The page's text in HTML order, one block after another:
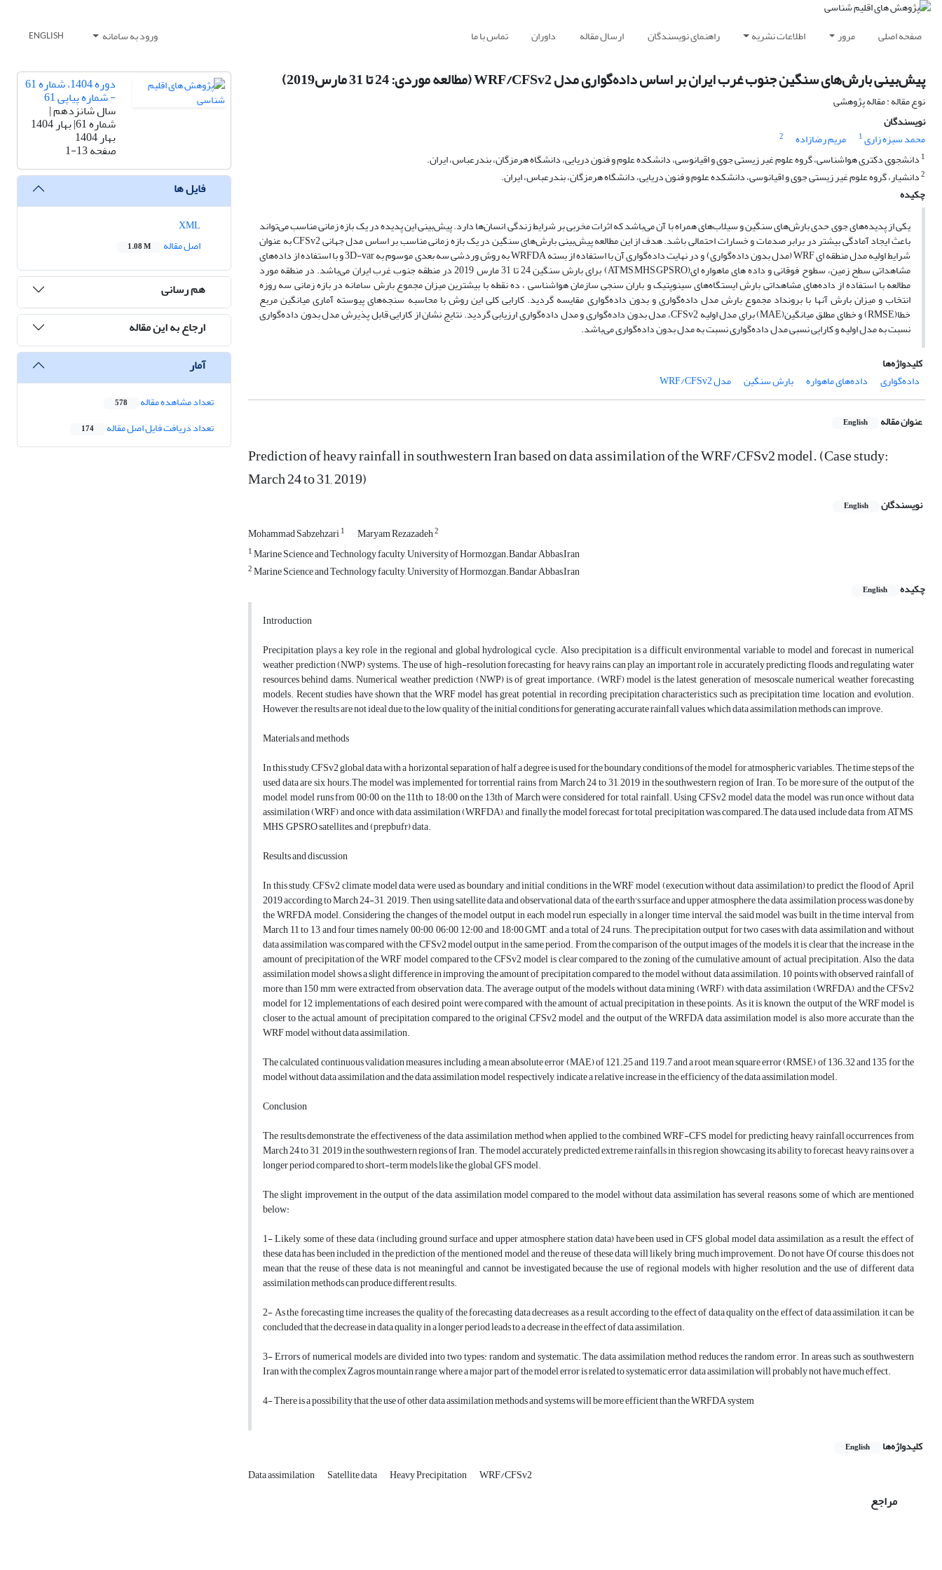
صفحه اصلی مرور اطلاعات نشریه راهنمای نویسندگان ارسال مقاله داوران تماس با ما ورود به سامانه ENGLISH
پیش‌بینی بارش‌های سنگین جنوب غرب ایران بر اساس داده‌گواری مدل WRF/CFSv2 (مطالعه موردی: 24 تا 31 مارس2019)
نوع مقاله : مقاله پژوهشی
نویسندگان
محمد سبزه زاری1 مریم رضازاده
2
1 دانشجوی دکتری هواشناسی، گروه علوم غیر زیستی جوی و اقیانوسی، دانشکده علوم و فنون دریایی، دانشگاه هرمزگان، بندرعباس، ایران.
2دانشیار، گروه علوم غیر زیستی جوی و اقیانوسی، دانشکده علوم و فنون دریایی، دانشگاه هرمزگان، بندرعباس، ایران.
چکیده
یکی از پدیده‌های جوی حدی بارش‌های سنگین و سیلاب‌های همراه با آن می‌باشد که اثرات مخربی بر شرایط زندگی انسان‌ها دارد. پیش‌بینی این پدیده در یک بازه زمانی مناسب می‌تواند
باعث ایجاد آمادگی بیشتر در برابر صدمات و خسارات احتمالی باشد. هدف از این مطالعه پیش‌بینی بارش‌های سنگین در یک بازه زمانی مناسب بر اساس مدل جهانی CFSv2 به عنوان
شرایط اولیه مدل منطقه ای WRF (مدل بدون داده‌گواری) و در نهایت داده‌گواری آن با استفاده از بسته WRFDA به روش وردشی سه بعدی موسوم به 3D-var و با استفاده از داده‌های
مشاهداتی سطح زمین، سطوح فوقانی و داده های ماهواره ای(ATMS,MHS,GPSRO) برای بارش سنگین 24 تا 31 مارس 2019 در منطقه جنوب غرب ایران می‌باشد. در منطقه مورد
مطالعه با استفاده از داده‌های مشاهداتی بارش ایستگاه‌های سینوپتیک و باران سنجی سازمان هواشناسی ، ده نقطه با بیشترین میزان مجموع بارش سامانه در بازه زمانی سه روزه
انتخاب و میزان بارش آنها با برونداد مجموع بارش مدل داده‌گواری و بدون داده‌گواری مقایسه گردید. کارایی کلی این روش با محاسبه سنجه‌های پیوسته آماری میانگین مربع
خطا(RMSE) و خطای مطلق میانگین(MAE) برای مدل اولیه CFSv2، مدل بدون داده‌گواری و مدل داده‌گواری ارزیابی گردید. نتایج نشان از کارایی قابل پذیرش مدل بدون داده‌گواری
نسبت به مدل اولیه و کارایی نسبی مدل داده‌گواری نسبت به مدل بدون داده‌گواری می‌باشد.
کلیدواژه‌ها
داده‌گواری
داده‌های ماهواره بارش سنگین مدل WRF/CFSv2
عنوان مقاله English
Prediction of heavy rainfall in southwestern Iran based on data assimilation of the WRF/CFSv2 model. (Case study:
March 24 to 31, 2019)
نویسندگان English
Mohammad Sabzehzari1 Maryam Rezazadeh2
1Marine Science and Technology faculty, University of Hormozgan.Bandar Abbas,Iran
2Marine Science and Technology faculty, University of Hormozgan.Bandar Abbas,Iran
چکیده
English
Introduction
Precipitation plays a key role in the regional and global hydrological cycle. Also, precipitation is a difficult environmental variable to model and forecast in numerical
weather prediction (NWP) systems. The use of high-resolution forecasting for heavy rains can play an important role in accurately predicting floods and regulating water
resources behind dams. Numerical weather prediction (NWP) is of great importance. (WRF) model is the latest generation of mesoscale numerical weather forecasting
models. Recent studies have shown that the WRF model has great potential in recording precipitation characteristics such as precipitation time, location, and evolution.
However, the results are not ideal due to the low quality of the initial conditions for generating accurate rainfall values, which data assimilation methods can improve.
Materials and methods
In this study, CFSv2 global data with a horizontal separation of half a degree is used for the boundary conditions of the model for atmospheric variables. The time steps of the
used data are six hours.The model was implemented for torrential rains from March 24 to 31, 2019 in the southwestern region of Iran. To be more sure of the output of the
model, model runs from 00:00 on the 11th to 18:00 on the 13th of March were considered for total rainfall. Using CFSv2 model data, the model was run once without data
assimilation (WRF) and once with data assimilation (WRFDA), and finally the model forecast for total precipitation was compared.The data used include data from ATMS,
MHS, GPSRO satellites, and (prepbufr) data.
Results and discussion
In this study, CFSv2 climate model data were used as boundary and initial conditions in the WRF model (execution without data assimilation) to predict the flood of April
2019 according to March 24-31, 2019. Then, using satellite data and observational data of the earth's surface and upper atmosphere, the data assimilation process was done by
the WRFDA model. Considering the changes of the model output in each model run, especially in a longer time interval, the said model was built in the time interval from
March 11 to 13 and four times, namely 00:00, 06:00, 12:00 and 18:00 GMT, and a total of 24 runs. The precipitation output for two cases with data assimilation and without
data assimilation was compared with the CFSv2 model output in the same period. From the comparison of the output images of the models, it is clear that the increase in the
amount of precipitation of the WRF model compared to the CFSv2 model is clear compared to the zoning of the cumulative amount of actual precipitation. Also, the data
assimilation model shows a slight difference in improving the amount of precipitation compared to the model without data assimilation. 10 points with observed rainfall of
more than 150 mm were extracted from observation data. The average output of the models without data mining (WRF), with data assimilation (WRFDA), and the CFSv2
model for 12 implementations of each desired point were compared with the amount of actual precipitation in these points. As it is known, the output of the WRF model is
closer to the actual amount of precipitation compared to the original CFSv2 model, and the output of the WRFDA data assimilation model is also more accurate than the
WRF model without data assimilation.
The calculated continuous validation measures, including a mean absolute error (MAE) of 121.25 and 119.7 and a root mean square error (RMSE) of 136.32 and 135 for the
model without data assimilation and the data assimilation model, respectively, indicate a relative increase in the efficiency of the data assimilation model.
Conclusion
The results demonstrate the effectiveness of the data assimilation method when applied to the combined WRF-CFS model for predicting heavy rainfall occurrences from
March 24 to 31, 2019 in the southwestern regions of Iran. The model accurately predicted extreme rainfalls in this region, showcasing its ability to forecast heavy rains over a
longer period compared to short-term models like the global GFS model.
The slight improvement in the output of the data assimilation model compared to the model without data assimilation has several reasons, some of which are mentioned
below:
1- Likely, some of these data (including ground surface and upper atmosphere station data) have been used in CFS global model data assimilation, as a result, the effect of
these data has been included in the prediction of the mentioned model, and the reuse of these data will likely bring much improvement. Do not have Of course, this does not
mean that the reuse of these data is not meaningful and cannot be investigated because the use of regional models with higher resolution and the use of different data
assimilation methods can produce different results.
2- As the forecasting time increases, the quality of the forecasting data decreases, as a result, according to the effect of data quality on the effect of data assimilation, it can be
concluded that the decrease in data quality in a longer period leads to a decrease in the effect of data assimilation.
3- Errors of numerical models are divided into two types: random and systematic. The data assimilation method reduces the random error. In areas such as southwestern
Iran with the complex Zagros mountain range, where a major part of the model error is related to systematic error, data assimilation will probably not have much effect.
4- There is a possibility that the use of other data assimilation methods and systems will be more efficient than the WRFDA system
کلیدواژه‌ها English
Data assimilation Satellite data Heavy Precipitation WRF/CFSv2
مراجع
دوره 1404، شماره 61
- شماره پیاپی 61
سال شانزدهم |
شماره 61| بهار 1404
بهار 1404
صفحه1-13
فایل ها
اصل مقاله
1.08 M
هم رسانی
ارجاع به این مقاله
آمار
تعداد مشاهده مقاله 578
تعداد دریافت فایل اصل مقاله 174